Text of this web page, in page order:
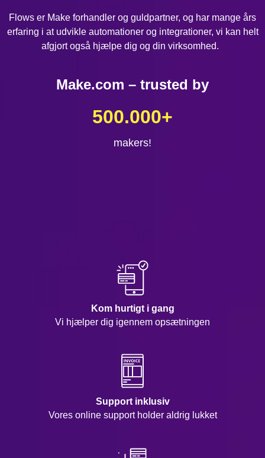
Flows er Make forhandler og guldpartner, og har mange års
erfaring i at udvikle automationer og integrationer, vi kan helt
afgjort også hjælpe dig og din virksomhed.
Make.com – trusted by
makers!
500.000+
Kom hurtigt i gang
Vi hjælper dig igennem opsætningen
Support inklusiv
Vores online support holder aldrig lukket